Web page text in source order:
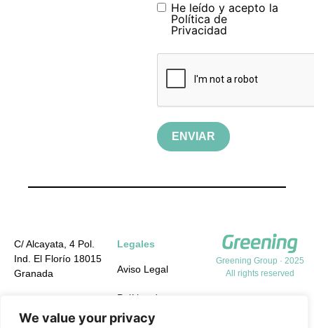
We value your privacy
He leído y acepto la
Política de
Privacidad
ENVIAR
C/ Alcayata, 4 Pol.
Ind. El Florío 18015
Granada
info@greening-
Legales
Aviso Legal
Política de
Privacidad
Greening Group · 2025
All rights reserved